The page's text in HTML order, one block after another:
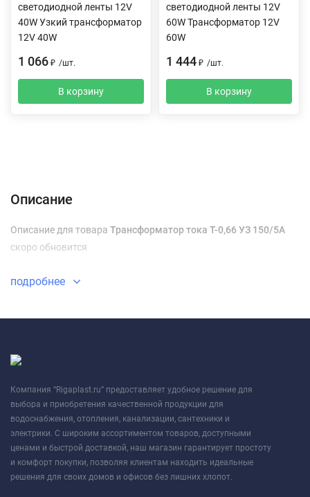
светодиодной ленты 12V
40W Узкий трансформатор
12V 40W
1 066 ₽ /шт.
В корзину
светодиодной ленты 12V
60W Трансформатор 12V
60W
1 444 ₽ /шт.
В корзину
Описание
Описание для товара Трансформатор тока Т-0,66 УЗ 150/5А
скоро обновится
подробнее
Компания “Rigaplast.ru” предоставляет удобное решение для
выбора и приобретения качественной продукции для
водоснабжения, отопления, канализации, сантехники и
электрики. С широким ассортиментом товаров, доступными
ценами и быстрой доставкой, наш магазин гарантирует простоту
и комфорт покупки, позволяя клиентам находить идеальные
решения для своих домов и офисов без лишних хлопот.